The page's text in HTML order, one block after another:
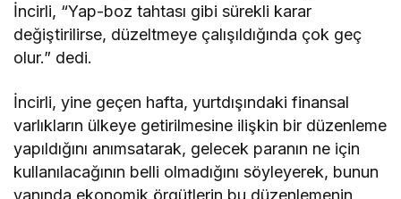
İncirli, “Yap-boz tahtası gibi sürekli karar
değiştirilirse, düzeltmeye çalışıldığında çok geç
olur.” dedi.
İncirli, yine geçen hafta, yurtdışındaki finansal
varlıkların ülkeye getirilmesine ilişkin bir düzenleme
yapıldığını anımsatarak, gelecek paranın ne için
kullanılacağının belli olmadığını söyleyerek, bunun
yanında ekonomik örgütlerin bu düzenlemenin